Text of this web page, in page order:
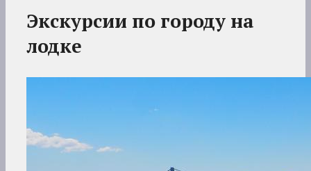
Экскурсии по городу на
лодке